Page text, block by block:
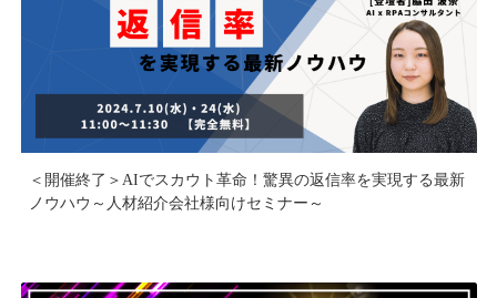
＜開催終了＞AIでスカウト革命！驚異の返信率を実現する最新
ノウハウ～人材紹介会社様向けセミナー～